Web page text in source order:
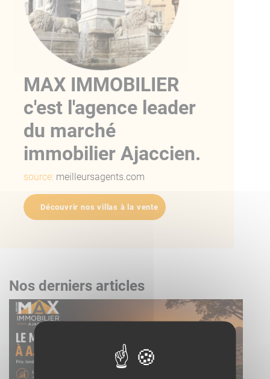
MAX IMMOBILIER
c'est l'agence leader
du marché
immobilier Ajaccien.
source: meilleursagents.com
Découvrir nos villas à la vente
Nos derniers articles